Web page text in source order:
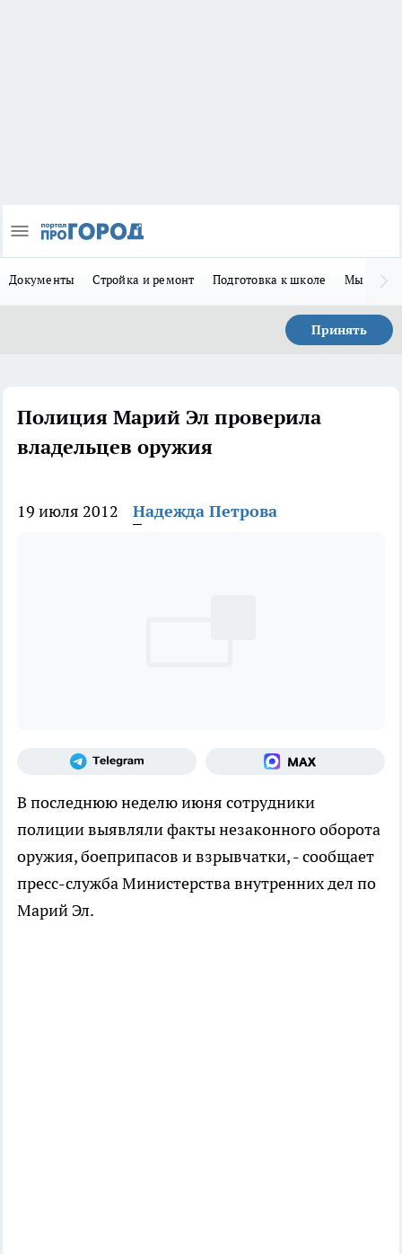
Документы Стройка и ремонт Подготовка к школе Мы в MAX
Принять
Полиция Марий Эл проверила
владельцев оружия
19 июля 2012 Надежда Петрова
В последнюю неделю июня сотрудники
полиции выявляли факты незаконного оборота
оружия, боеприпасов и взрывчатки, - сообщает
пресс-служба Министерства внутренних дел по
Марий Эл.